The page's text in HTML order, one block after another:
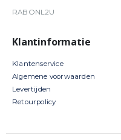
RABONL2U
Klantinformatie
Klantenservice
Algemene voorwaarden
Levertijden
Retourpolicy